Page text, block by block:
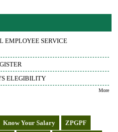
EMPLOYEE SERVICE
ELEGIBILITY
More
Know Your Salary
ZPGPF